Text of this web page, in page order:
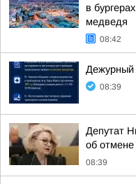
в
медведя
08:42
Дежурный
08:39
Депутат
об
08:39